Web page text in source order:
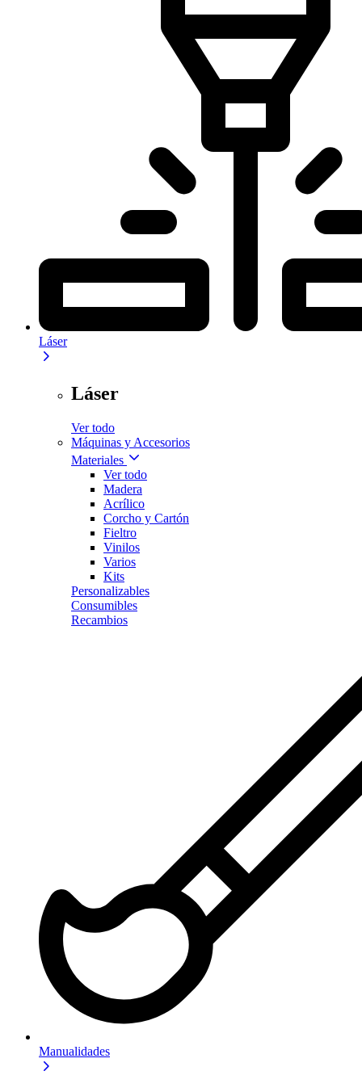
Láser
Láser
Ver todo
Máquinas y Accesorios
Materiales
Ver todo
Madera
Acrílico
Corcho y Cartón
Fieltro
Vinilos
Varios
Kits
Personalizables
Consumibles
Recambios
Manualidades